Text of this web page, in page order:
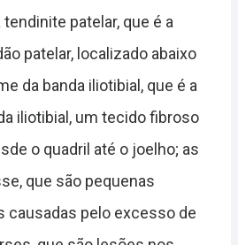
patelar, que é a
patelar, localizado abaixo
da banda iliotibial, que é a
iliotibial, um tecido fibroso
o quadril até o joelho; as
que são pequenas
causadas pelo excesso de